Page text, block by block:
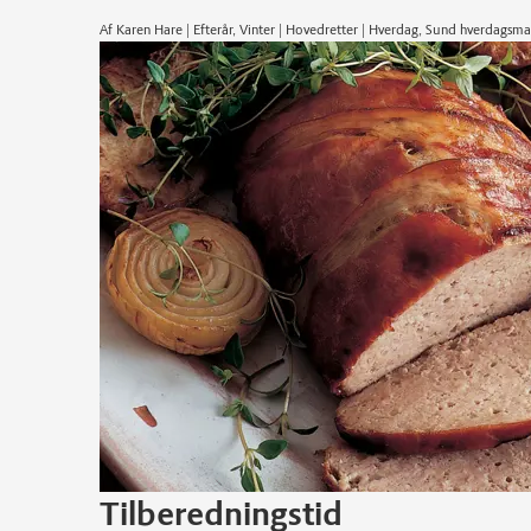
Af Karen Hare | Efterår, Vinter | Hovedretter | Hverdag, Sund
Tilberedningstid